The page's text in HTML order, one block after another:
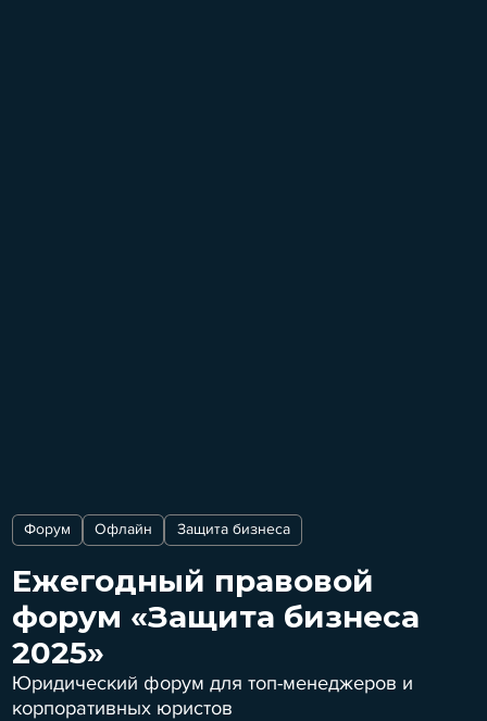
Форум Офлайн Защита бизнеса
Ежегодный правовой
форум «Защита бизнеса
2025»
Юридический форум для топ-менеджеров и
корпоративных юристов